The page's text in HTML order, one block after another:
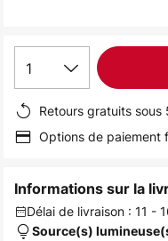
1
Retours gratuits sous
Options de paiement
Informations sur la
Délai de livraison : 11 -
Source(s)